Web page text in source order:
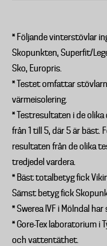
* Följande vinterstövlar
Skopunkten, Superfit/
Sko, Europris.
* Testet omfattar
värmeisolering.
* Testresultaten i de
från 1 till 5, där 5 är
resultaten från de olika
tredjedel vardera.
* Bäst totalbetyg fick
Sämst betyg fick
* Swerea IVF i Mölndal
* Gore-Tex laboratorium i
och vattentäthet.